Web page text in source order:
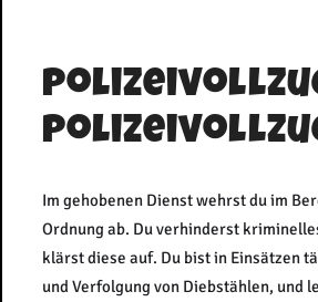
Im gehobenen Dienst wehrst du im
Ordnung ab. Du verhinderst
klärst diese auf. Du bist in Einsätzen
und Verfolgung von Diebstählen,